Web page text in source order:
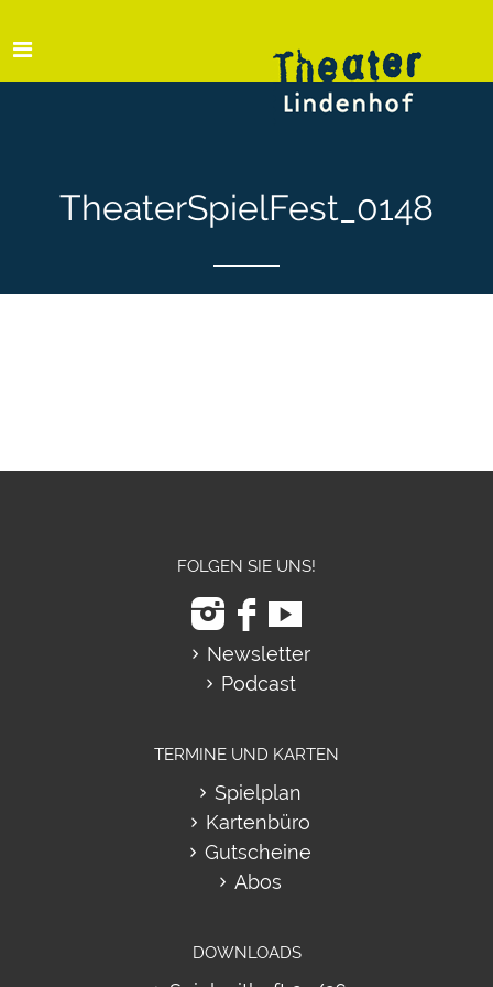
TheaterSpielFest_0148
FOLGEN SIE UNS!
Newsletter
Podcast
TERMINE UND KARTEN
Spielplan
Kartenbüro
Gutscheine
Abos
DOWNLOADS